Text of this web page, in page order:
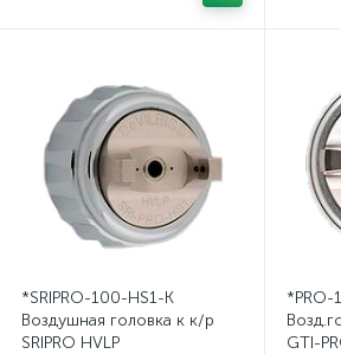
*SRIPRO-100-HS1-K
Воздушная головка к к/р
SRIPRO HVLP
*PRO-
GTI-